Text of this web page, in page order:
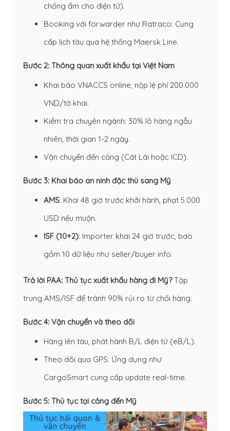
chống ẩm cho điện tử).
Booking với forwarder như Ratraco: Cung
cấp lịch tàu qua hệ thống Maersk Line.
Bước 2: Thông quan xuất khẩu tại Việt Nam
Khai báo VNACCS online, nộp lệ phí 200.000
VND/tờ khai.
Kiểm tra chuyên ngành: 30% lô hàng ngẫu
nhiên, thời gian 1-2 ngày.
Vận chuyển đến cảng (Cát Lái hoặc ICD).
Bước 3: Khai báo an ninh đặc thù sang Mỹ
AMS: Khai 48 giờ trước khởi hành, phạt 5.000
USD nếu muộn.
ISF (10+2): Importer khai 24 giờ trước, bao
gồm 10 dữ liệu như seller/buyer info.
Trả lời PAA: Thủ tục xuất khẩu hàng đi Mỹ?Tập
trung AMS/ISF để tránh 90% rủi ro từ chối hàng.
Bước 4: Vận chuyển và theo dõi
Hàng lên tàu, phát hành B/L điện tử (eB/L).
Theo dõi qua GPS: Ứng dụng như
CargoSmart cung cấp update real-time.
Bước 5: Thủ tục tại cảng đến Mỹ